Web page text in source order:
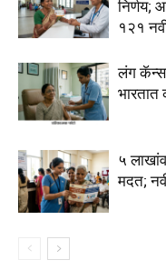
निर्णय;
१२१
लंग
भारतात
५
मदत;